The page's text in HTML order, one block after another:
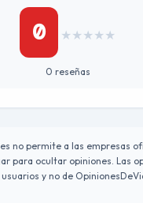
0 ★ ★ ★ ★ ★
0 reseñas
no permite a las empresas
para ocultar opiniones. Las
y no de